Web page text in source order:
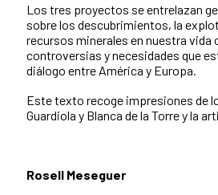
Los tres proyectos se entrelazan
sobre los descubrimientos, la
recursos minerales en nuestra vida
controversias y necesidades que
diálogo entre América y Europa.
Este texto recoge impresiones de
Guardiola y Blanca de la Torre y la
Rosell Meseguer